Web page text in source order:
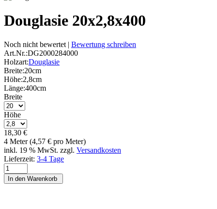
Douglasie 20x2,8x400
Noch nicht bewertet | Bewertung schreiben
Art.Nr.:DG2000284000
Holzart:Douglasie
Breite:20cm
Höhe:2,8cm
Länge:400cm
Breite
Höhe
18,30 €
4 Meter (4,57 € pro Meter)
inkl. 19 % MwSt. zzgl. Versandkosten
Lieferzeit: 3-4 Tage
In den Warenkorb